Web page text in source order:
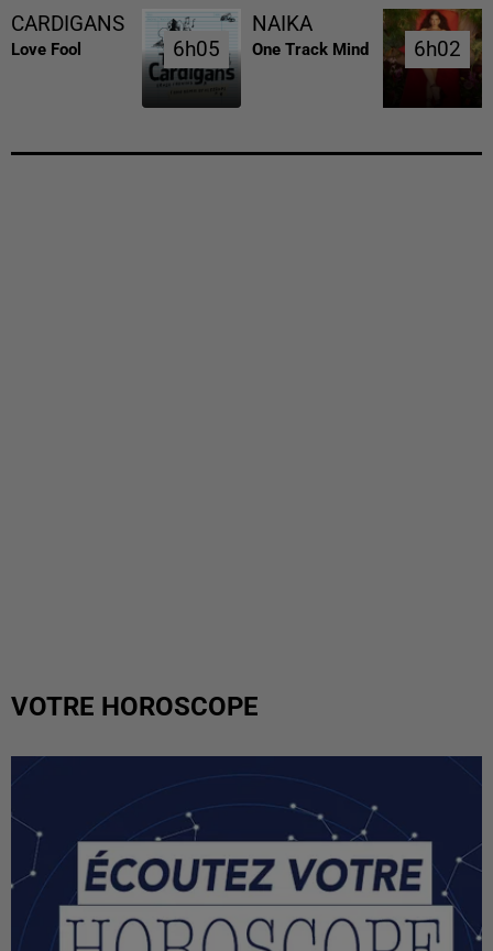
CARDIGANS
Love Fool 6h05
6h05
NAIKA
One Track Mind 6h02
6h02
VOTRE HOROSCOPE